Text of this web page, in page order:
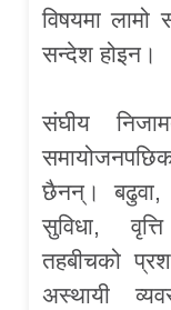
विषयमा लामो
सन्देश होइन।
संघीय
छैनन्। बढुवा,
सुविधा,
तहबीचको
अस्थायी